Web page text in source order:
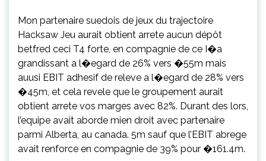
Mon partenaire suedois de jeux du trajectoire
Hacksaw Jeu aurait obtient arrete aucun dépôt
betfred ceci T4 forte, en compagnie de ce I�a
grandissant a l�egard de 26% vers �55m mais
auusi EBIT adhesif de releve a l�egard de 28% vers
�45m, et cela revele que le groupement aurait
obtient arrete vos marges avec 82%. Durant des lors,
l’equipe avait aborde mien droit avec partenaire
parmi Alberta, au canada. 5m sauf que l’EBIT abrege
avait renforce en compagnie de 39% pour �161.4m.